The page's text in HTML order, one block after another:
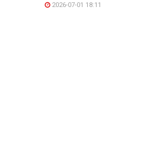
2026-07-01 18:11